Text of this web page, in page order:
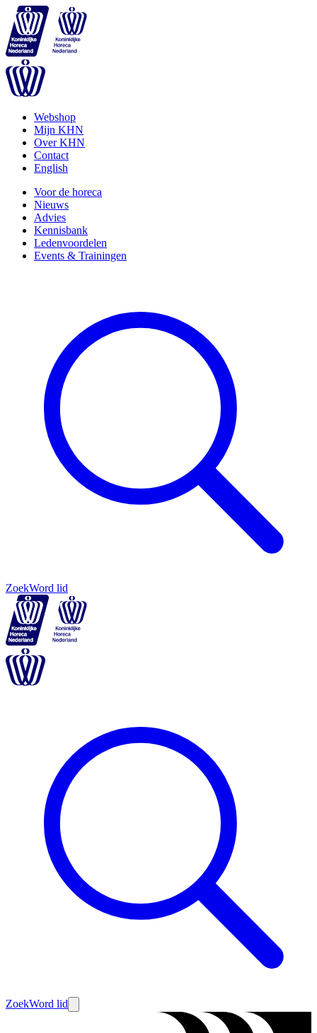
Webshop
Mijn KHN
Over KHN
Contact
English
Voor de horeca
Nieuws
Advies
Kennisbank
Ledenvoordelen
Events & Trainingen
ZoekWord lid
ZoekWord lid